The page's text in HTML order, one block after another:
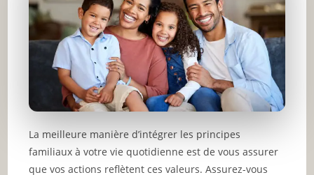
La meilleure manière d’intégrer les principes
familiaux à votre vie quotidienne est de vous assurer
que vos actions reflètent ces valeurs. Assurez-vous